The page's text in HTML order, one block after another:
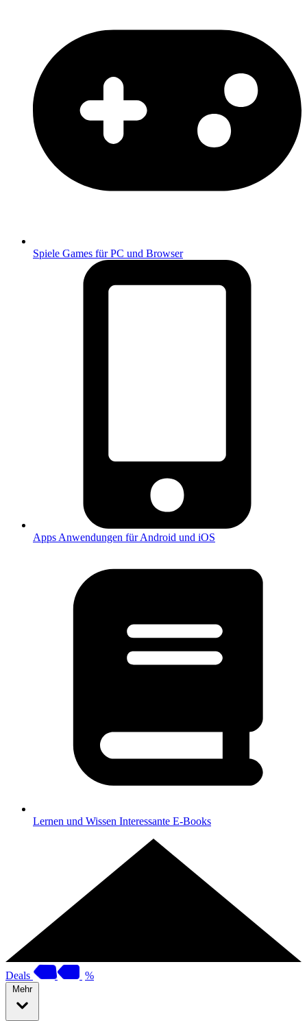
Spiele Games für PC und Browser
Apps Anwendungen für Android und iOS
Lernen und Wissen Interessante E-Books
Deals %
Mehr